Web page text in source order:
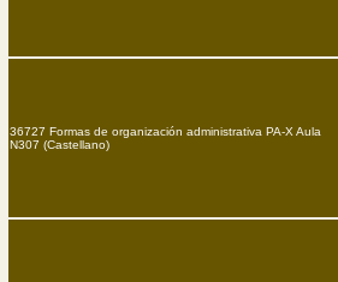
36727 Formas de organización administrativa PA-X Aula
N307 (Castellano)